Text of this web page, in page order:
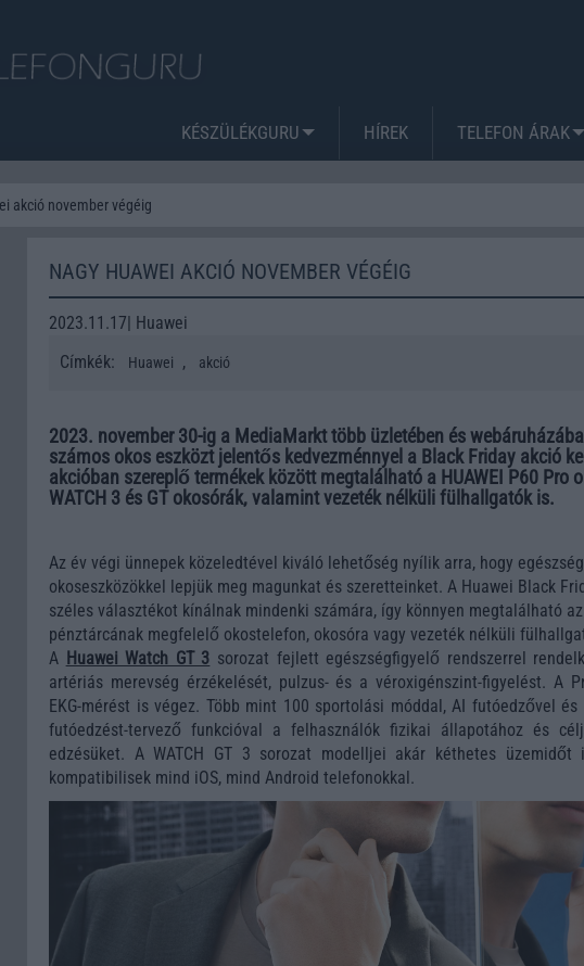
KÉSZÜLÉKGURU HÍREK TELEFON ÁRAK
akció november végéig
NAGY HUAWEI AKCIÓ NOVEMBER VÉGÉIG
2023.11.17| Huawei
Címkék:
Huawei , akció
2023. november 30-ig a MediaMarkt több üzletében és
számos okos eszközt jelentős kedvezménnyel a Black Friday akció
akcióban szereplő termékek között megtalálható a HUAWEI P60 Pro
WATCH 3 és GT okosórák, valamint vezeték nélküli fülhallgatók is.
Az év végi ünnepek közeledtével kiváló lehetőség nyílik arra, hogy
okoseszközökkel lepjük meg magunkat és szeretteinket. A Huawei Black
széles választékot kínálnak mindenki számára, így könnyen megtalálható
pénztárcának megfelelő okostelefon, okosóra vagy vezeték nélküli
A Huawei Watch GT 3 sorozat fejlett egészségfigyelő rendszerrel
artériás merevség érzékelését, pulzus- és a véroxigénszint-figyelést. A
EKG-mérést is végez. Több mint 100 sportolási móddal, AI futóedzővel
futóedzést-tervező funkcióval a felhasználók fizikai állapotához és
edzésüket. A WATCH GT 3 sorozat modelljei akár kéthetes
kompatibilisek mind iOS, mind Android telefonokkal.